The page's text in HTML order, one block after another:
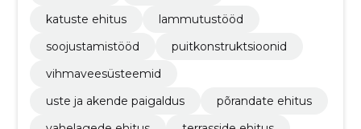
katuste ehitus
lammutustööd
soojustamistööd
puitkonstruktsioonid
vihmaveesüsteemid
uste ja akende paigaldus
põrandate ehitus